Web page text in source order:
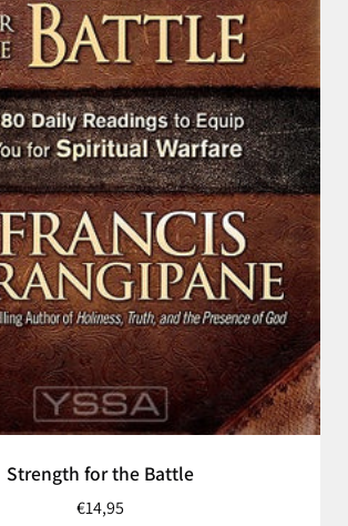
Strength for the Battle
€14,95